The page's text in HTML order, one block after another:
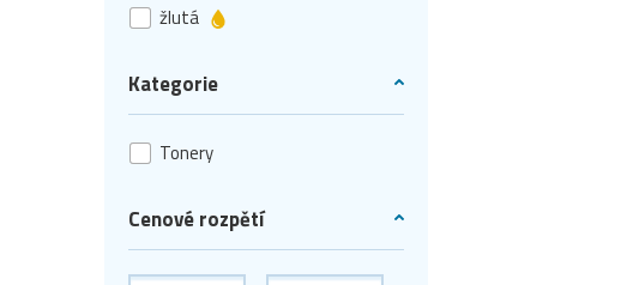
žlutá
Kategorie
Tonery
Cenové rozpětí